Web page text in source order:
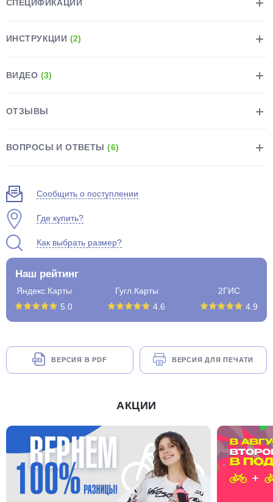
СПЕЦИФИКАЦИИ
ИНСТРУКЦИИ (2)
ВИДЕО (3)
ОТЗЫВЫ
ВОПРОСЫ И ОТВЕТЫ(6)
Сообщить о поступлении
Где купить?
Как выбрать размер?
Наш рейтинг
Яндекс.Карты
5.0
Гугл.Карты
4.6
2ГИС
4.9
ВЕРСИЯ В PDF ВЕРСИЯ ДЛЯ ПЕЧАТИ
АКЦИИ